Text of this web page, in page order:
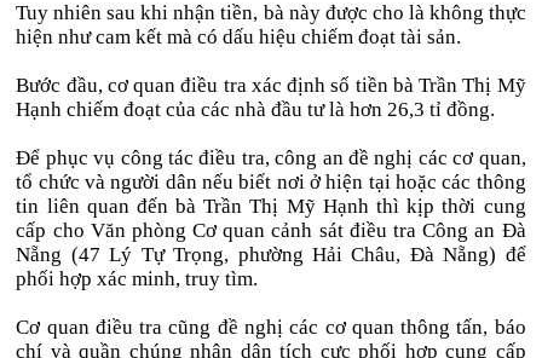
Tuy nhiên sau khi nhận tiền, bà này được cho là không thực
hiện như cam kết mà có dấu hiệu chiếm đoạt tài sản.
Bước đầu, cơ quan điều tra xác định số tiền bà Trần Thị Mỹ
Hạnh chiếm đoạt của các nhà đầu tư là hơn 26,3 tỉ đồng.
Để phục vụ công tác điều tra, công an đề nghị các cơ quan,
tổ chức và người dân nếu biết nơi ở hiện tại hoặc các thông
tin liên quan đến bà Trần Thị Mỹ Hạnh thì kịp thời cung
cấp cho Văn phòng Cơ quan cảnh sát điều tra Công an Đà
Nẵng (47 Lý Tự Trọng, phường Hải Châu, Đà Nẵng) để
phối hợp xác minh, truy tìm.
Cơ quan điều tra cũng đề nghị các cơ quan thông tấn, báo
chí và quần chúng nhân dân tích cực phối hợp cung cấp